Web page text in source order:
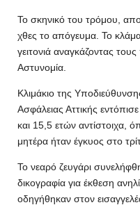
Το σκηνικό του τρόμου,
χθες το απόγευμα. Το
γειτονιά αναγκάζοντας
Αστυνομία.
Κλιμάκιο της
Ασφάλειας Αττικής
και 15,5 ετών αντίστοιχα,
μητέρα ήταν έγκυος στο
Το νεαρό ζευγάρι
δικογραφία για έκθεση
οδηγήθηκαν στον